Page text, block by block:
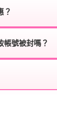
？
、會員折扣、
節日限定活動
帳號被封嗎？
們採用正規儲
法點數或異常